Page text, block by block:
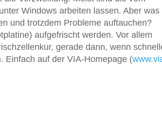
Windows arbeiten lassen. Aber was
und trotzdem Probleme auftauchen?
aufgefrischt werden. Vor allem
gerade dann, wenn
Einfach auf der VIA-Homepage (